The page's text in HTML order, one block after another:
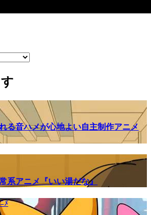
る音ハメが心地よい自主制作アニメ
系アニメ『いい湯だな』
ﾒ